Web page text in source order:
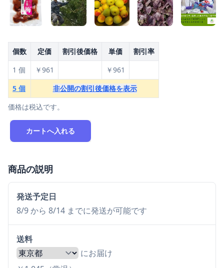
個数 定価 割引後価格 単価
割引率
1 個
￥961
￥961
5 個
非公開の割引後価格を表示
価格は税込です。
カートへ入れる
商品の説明
発送予定日
8/9 から 8/14 までに発送が可能です
送料
にお届け